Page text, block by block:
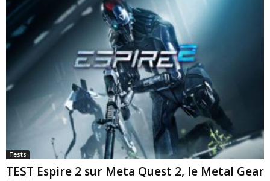
Tests
TEST Espire 2 sur Meta Quest 2, le Metal Gear